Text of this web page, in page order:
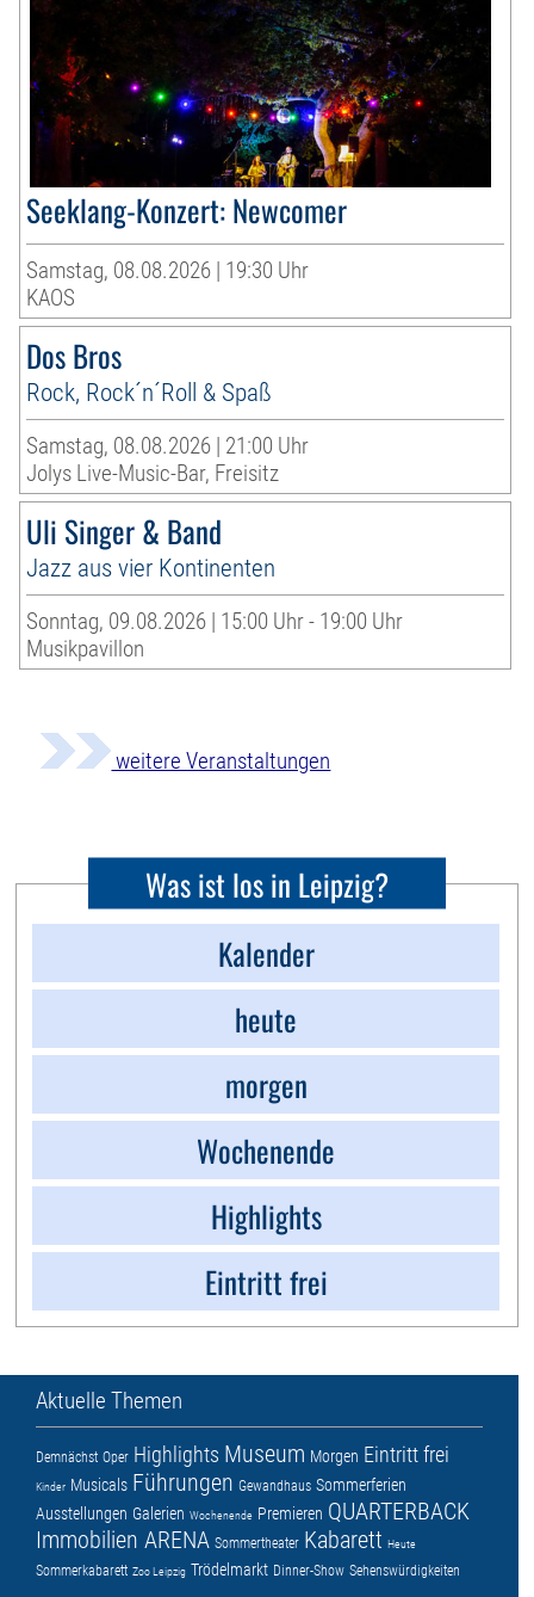
Seeklang-Konzert: Newcomer
Samstag, 08.08.2026 | 19:30 Uhr
KAOS
Dos Bros
Rock, Rock´n´Roll & Spaß
Samstag, 08.08.2026 | 21:00 Uhr
Jolys Live-Music-Bar, Freisitz
Uli Singer & Band
Jazz aus vier Kontinenten
Sonntag, 09.08.2026 | 15:00 Uhr - 19:00 Uhr
Musikpavillon
weitere Veranstaltungen
Was ist los in Leipzig?
Kalender
heute
morgen
Wochenende
Highlights
Eintritt frei
Aktuelle Themen
Demnächst Oper Highlights Museum Morgen Eintritt frei
Kinder Musicals Führungen Gewandhaus Sommerferien
Ausstellungen Galerien Wochenende Premieren QUARTERBACK
Immobilien ARENA Sommertheater Kabarett Heute
Sommerkabarett Zoo Leipzig Trödelmarkt Dinner-Show Sehenswürdigkeiten